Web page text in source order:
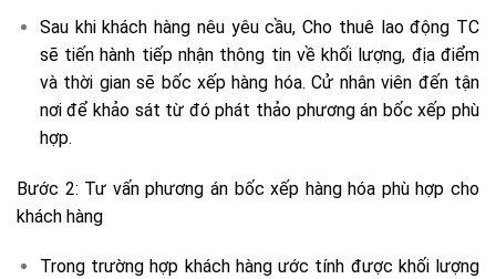
Sau khi khách hàng nêu yêu cầu, Cho thuê lao động TC
sẽ tiến hành tiếp nhận thông tin về khối lượng, địa điểm
và thời gian sẽ bốc xếp hàng hóa. Cử nhân viên đến tận
nơi để khảo sát từ đó phát thảo phương án bốc xếp phù
hợp.
Bước 2: Tư vấn phương án bốc xếp hàng hóa phù hợp cho
khách hàng
Trong trường hợp khách hàng ước tính được khối lượng